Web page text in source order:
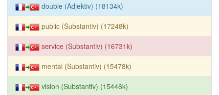
double (Adjektiv) (18134k)
public (Substantiv) (17248k)
service (Substantiv) (16731k)
mental (Substantiv) (15478k)
vision (Substantiv) (15446k)